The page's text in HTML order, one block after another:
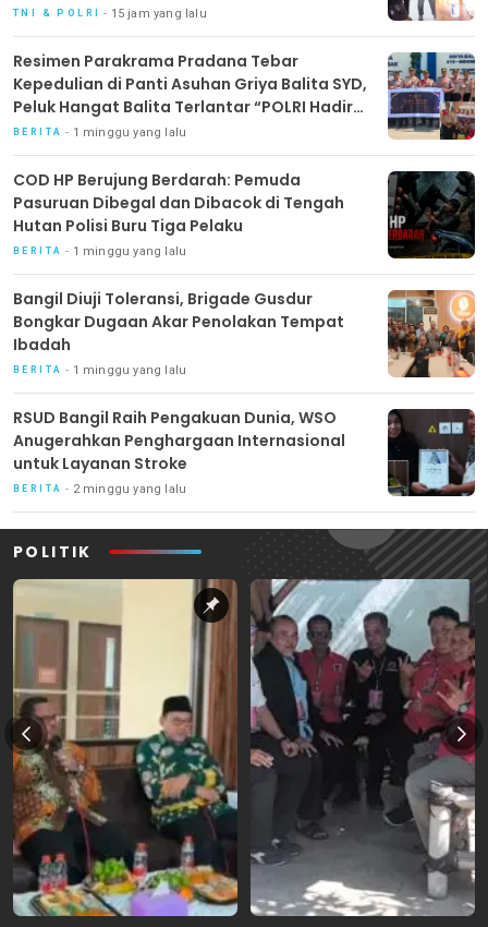
TNI & POLRI 15 jam yang lalu
Resimen Parakrama Pradana Tebar
Kepedulian di Panti Asuhan Griya Balita SYD,
Peluk Hangat Balita Terlantar “POLRI Hadir
Dengan Hati”
BERITA 1 minggu yang lalu
COD HP Berujung Berdarah: Pemuda
Pasuruan Dibegal dan Dibacok di Tengah
Hutan Polisi Buru Tiga Pelaku
BERITA 1 minggu yang lalu
Bangil Diuji Toleransi, Brigade Gusdur
Bongkar Dugaan Akar Penolakan Tempat
Ibadah
BERITA 1 minggu yang lalu
RSUD Bangil Raih Pengakuan Dunia, WSO
Anugerahkan Penghargaan Internasional
untuk Layanan Stroke
BERITA 2 minggu yang lalu
POLITIK